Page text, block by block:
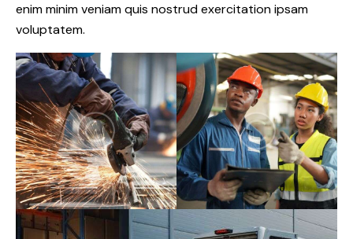
enim minim veniam quis nostrud exercitation ipsam
voluptatem.